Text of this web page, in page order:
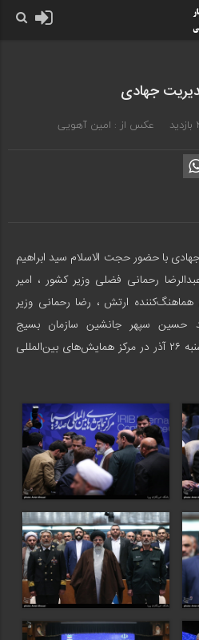
جهادی
عکس از : امین آهویی
با حضور حجت الاسلام سید ابراهیم
رحمانی فضلی وزیر کشور ، امیر
هماهنگ‌کننده ارتش ، رضا رحمانی وزیر
حسین سپهر جانشین سازمان بسیج
مستضعفین شامگاه امروز سه شنبه ۲۶ آذر در مرکز همایش‌های بین‌المللی